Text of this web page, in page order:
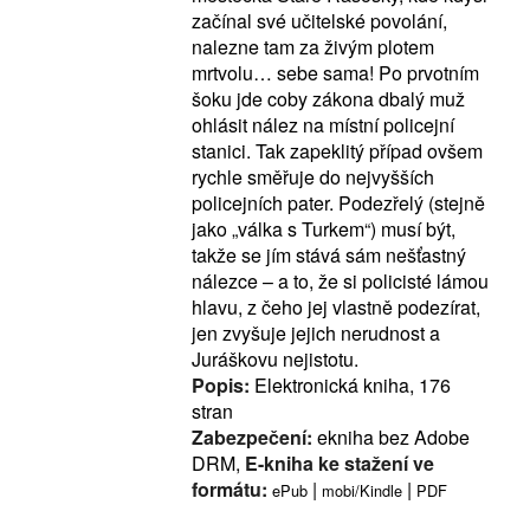
začínal své učitelské povolání,
nalezne tam za živým plotem
mrtvolu… sebe sama! Po prvotním
šoku jde coby zákona dbalý muž
ohlásit nález na místní policejní
stanici. Tak zapeklitý případ ovšem
rychle směřuje do nejvyšších
policejních pater. Podezřelý (stejně
jako „válka s Turkem“) musí být,
takže se jím stává sám nešťastný
nálezce – a to, že si policisté lámou
hlavu, z čeho jej vlastně podezírat,
jen zvyšuje jejich nerudnost a
Juráškovu nejistotu.
Popis: Elektronická kniha, 176
stran
Zabezpečení: ekniha bez Adobe
DRM, E-kniha ke stažení ve
formátu: ePub | mobi/Kindle | PDF